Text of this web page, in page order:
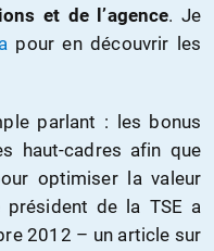
et de l’agence. Je
pour en découvrir les
parlant : les bonus
haut-cadres afin que
optimiser la valeur
président de la TSE a
2012 – un article sur